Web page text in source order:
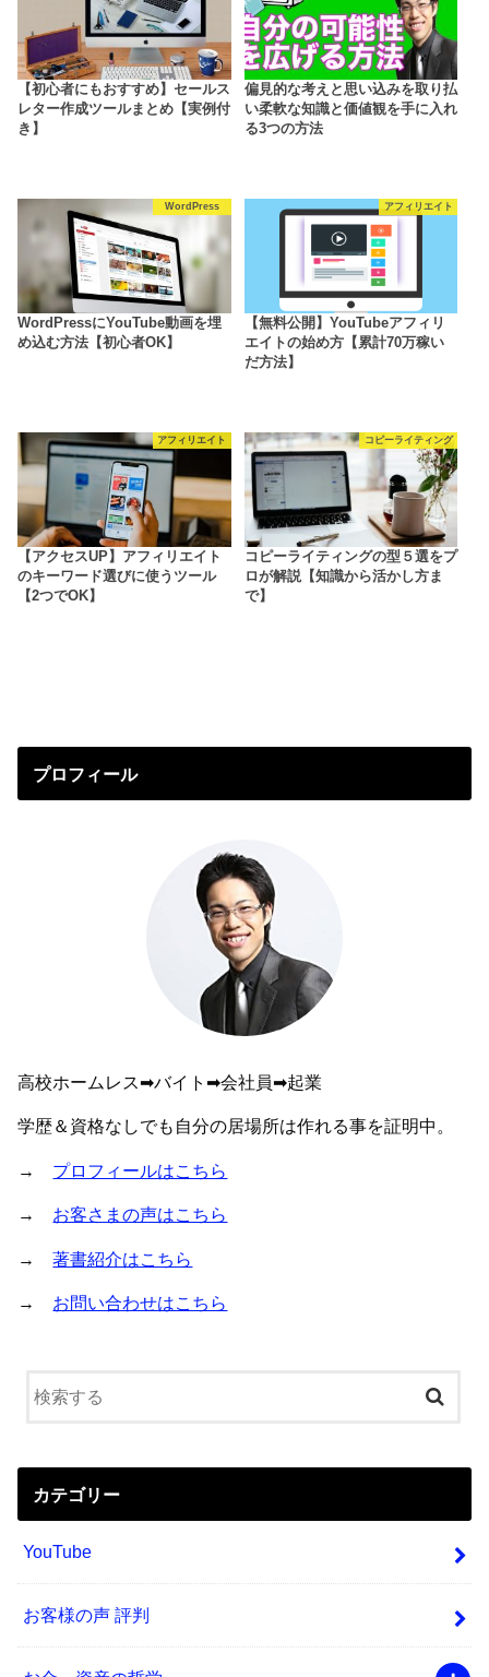
【初心者にもおすすめ】セールス
レター作成ツールまとめ【実例付
き】
偏見的な考えと思い込みを取り払
い柔軟な知識と価値観を手に入れ
る3つの方法
WordPress
WordPressにYouTube動画を埋
め込む方法【初心者OK】
アフィリエイト
【無料公開】YouTubeアフィリ
エイトの始め方【累計70万稼い
だ方法】
アフィリエイト
【アクセスUP】アフィリエイト
のキーワード選びに使うツール
【2つでOK】
コピーライティング
コピーライティングの型５選をプ
ロが解説【知識から活かし方ま
で】
プロフィール
高校ホームレス➡︎バイト➡︎会社員➡︎起業
学歴＆資格なしでも自分の居場所は作れる事を証明中。
→ プロフィールはこちら
→ お客さまの声はこちら
→著書紹介はこちら
→ お問い合わせはこちら
カテゴリー
YouTube
お客様の声 評判